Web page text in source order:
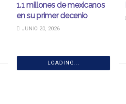
1.1 millones de mexicanos
en su primer decenio
JUNIO 20, 2026
LOADING...